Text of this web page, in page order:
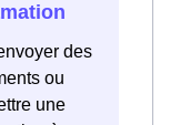
des
ou
une